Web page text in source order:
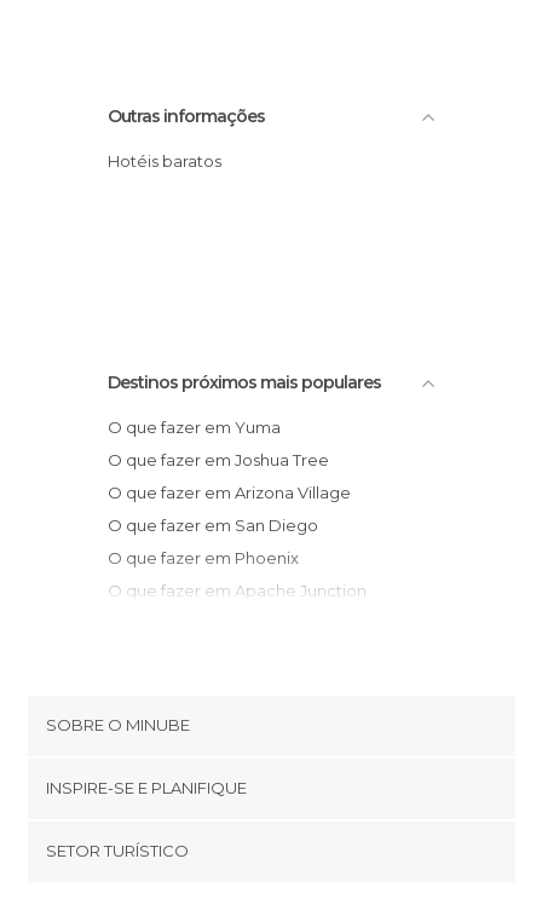
Outras informações
Hotéis baratos
Destinos próximos mais populares
O que fazer em Yuma
O que fazer em Joshua Tree
O que fazer em Arizona Village
O que fazer em San Diego
O que fazer em Phoenix
O que fazer em Apache Junction
O que fazer em Redondo Beach
O que fazer em Las Vegas
O que fazer em Malibu
SOBRE O MINUBE
Términos e Condições
INSPIRE-SE E PLANIFIQUE
footer@item_discovertips_anchor
SETOR TURÍSTICO